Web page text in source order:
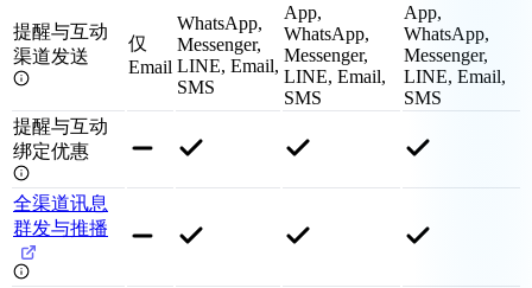
提醒与互动
渠道发送
仅
Email
WhatsApp,
Messenger,
LINE, Email,
SMS
App,
WhatsApp,
Messenger,
LINE, Email,
SMS
App,
WhatsApp,
Messenger,
LINE, Email,
SMS
提醒与互动
绑定优惠
全渠道讯息
群发与推播